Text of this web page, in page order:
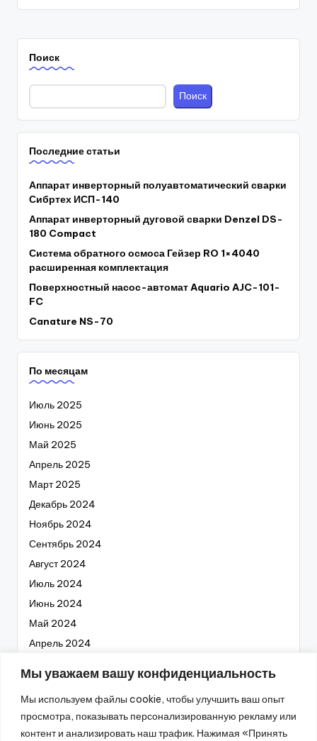
Мы уважаем вашу конфиденциальность
Мы используем файлы cookie, чтобы улучшить ваш опыт
просмотра, показывать персонализированную рекламу или
контент и анализировать наш трафик. Нажимая «Принять
Поиск
Поиск
Последние статьи
Аппарат инверторный полуавтоматический сварки
Сибртех ИСП-140
Аппарат инверторный дуговой сварки Denzel DS-
180 Compact
Система обратного осмоса Гейзер RO 1×4040
расширенная комплектация
Поверхностный насос-автомат Aquario AJC-101-
FC
Canature NS-70
По месяцам
Июль 2025
Июнь 2025
Май 2025
Апрель 2025
Март 2025
Декабрь 2024
Ноябрь 2024
Сентябрь 2024
Август 2024
Июль 2024
Июнь 2024
Май 2024
Апрель 2024
Февраль 2024
Январь 2024
Декабрь 2023